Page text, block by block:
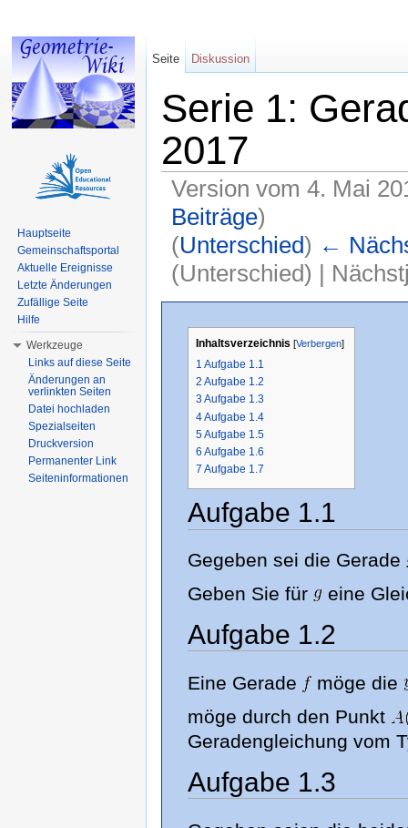
Serie 1:
2017
Version vom 4. Mai
Beiträge)
(Unterschied) ←
(Unterschied) |
Inhaltsverzeichnis [Verbergen]
1 Aufgabe 1.1
2 Aufgabe 1.2
3Aufgabe 1.3
4Aufgabe 1.4
5Aufgabe 1.5
6 Aufgabe 1.6
7 Aufgabe 1.7
Aufgabe 1.1
Gegeben sei die Gerade
Geben Sie für
eine
Aufgabe 1.2
Eine Gerade
möge die
möge durch den Punkt
Geradengleichung vom
Aufgabe 1.3
Seite Diskussion
Hauptseite
Gemeinschaftsportal
Aktuelle Ereignisse
Letzte Änderungen
Zufällige Seite
Hilfe
Werkzeuge
Links auf diese Seite
Änderungen an
verlinkten Seiten
Datei hochladen
Spezialseiten
Druckversion
Permanenter Link
Seiteninformationen